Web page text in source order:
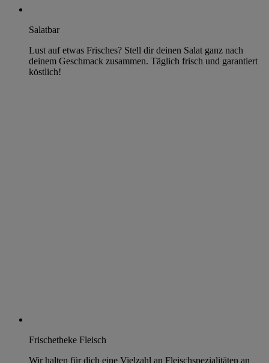
Salatbar
Lust auf etwas Frisches? Stell dir deinen Salat ganz nach
deinem Geschmack zusammen. Täglich frisch und garantiert
köstlich!
Frischetheke Fleisch
Wir halten für dich eine Vielzahl an Fleischspezialitäten an